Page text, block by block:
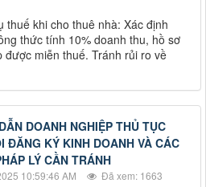
thuế khi cho thuê nhà: Xác định
thức tính 10% doanh thu, hồ sơ
miễn thuế. Tránh rủi ro về
DOANH NGHIỆP THỦ TỤC
ĐĂNG KÝ KINH DOANH VÀ CÁC
LÝ CẦN TRÁNH
10:59:46 AM
Đã xem: 1663